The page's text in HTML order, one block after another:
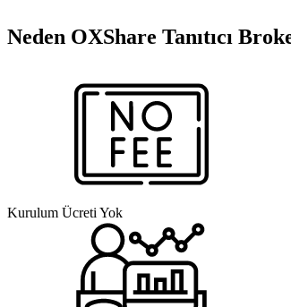
Neden OXShare Tanıtıcı
Kurulum Ücreti Yok